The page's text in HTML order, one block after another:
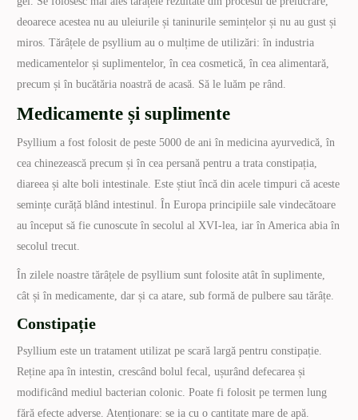
deoarece acestea nu au uleiurile și taninurile semințelor și nu au gust și
miros. Tărâțele de psyllium au o mulțime de utilizări: în industria
medicamentelor și suplimentelor, în cea cosmetică, în cea alimentară,
precum și în bucătăria noastră de acasă. Să le luăm pe rând.
Medicamente și suplimente
Psyllium a fost folosit de peste 5000 de ani în medicina ayurvedică, în
cea chinezească precum și în cea persană pentru a trata constipația,
diareea și alte boli intestinale. Este știut încă din acele timpuri că aceste
semințe curăță blând intestinul. În Europa principiile sale vindecătoare
au început să fie cunoscute în secolul al XVI-lea, iar în America abia în
secolul trecut.
În zilele noastre tărâțele de psyllium sunt folosite atât în suplimente,
cât și în medicamente, dar și ca atare, sub formă de pulbere sau tărâțe.
Constipație
Psyllium este un tratament utilizat pe scară largă pentru constipație.
Reține apa în intestin, crescând bolul fecal, ușurând defecarea și
modificând mediul bacterian colonic. Poate fi folosit pe termen lung
fără efecte adverse. Atenționare: se ia cu o cantitate mare de apă.